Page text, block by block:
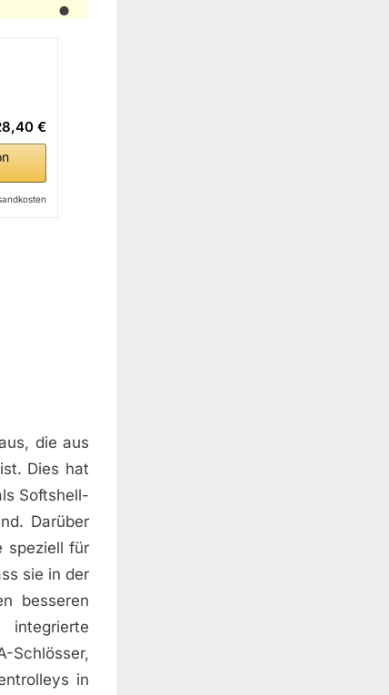
€
die aus
Dies hat
Softshell-
Darüber
speziell für
sie in der
besseren
Schlösser,
in